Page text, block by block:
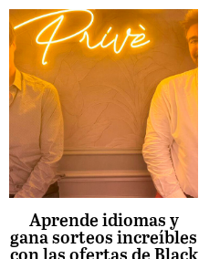
Aprende idiomas y
gana sorteos increíbles